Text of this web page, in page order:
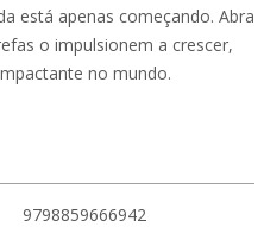
está apenas começando. Abra
o impulsionem a crescer,
no mundo.
9798859666942